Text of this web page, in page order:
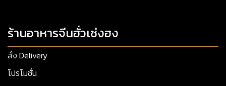
ร้านอาหารจีนฮั่วเซ่งฮง
สั่ง Delivery
โปรโมชั่น